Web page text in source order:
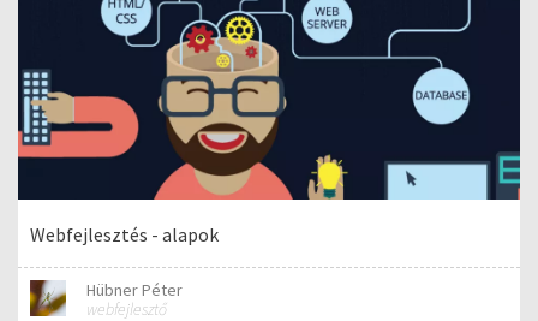
Webfejlesztés - alapok
Hübner Péter
webfejlesztő